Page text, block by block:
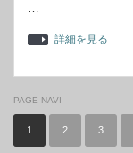
…
詳細を見る
PAGE NAVI
1 2 3